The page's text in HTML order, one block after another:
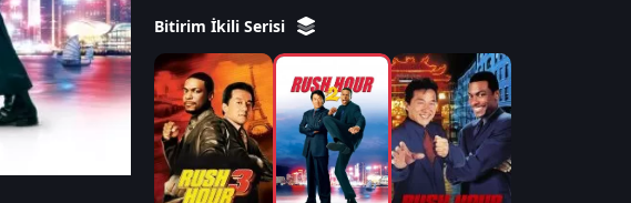
Bitirim İkili Serisi